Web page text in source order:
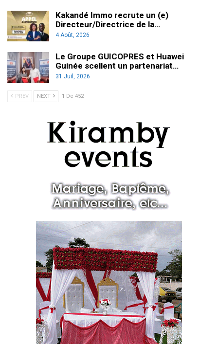
Kakandé Immo recrute un (e)
Directeur/Directrice de la…
4 Août, 2026
Le Groupe GUICOPRES et Huawei
Guinée scellent un partenariat…
31 Juil, 2026
PREV NEXT 1 De 452